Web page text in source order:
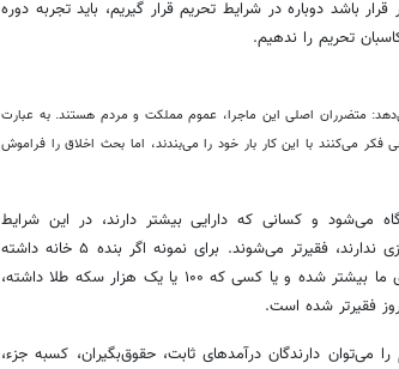
باشد دوباره در شرایط تحریم قرار گیریم، باید تجربه دوره
تحریم را ندهیم.
متضرران اصلی این ماجرا، عموم مملکت و مردم هستند. به عبارت
می‌کنند با این کار بار خود را می‌بندند، اما بحث اخلاق را فراموش
می‌شود و کسانی که دارایی بیشتر دارند، در این شرایط
دارایی‌هایشان حفظ می‌شود و در مقابل کسانی که چیزی ندارند، فقیرتر می‌شوند. برای نمونه اگر بنده ۵ خانه داشته
باشم و شما ۴ خودرو، در این وضعیت ارزش دارایی‌های ما بیشتر شده و یا کسی که ۱۰۰ یا یک هزار سکه طلا داشته،
فقیرتر شده است.
می‌توان دارندگان درآمدهای ثابت، حقوق‌بگیران، کسبه جزء،